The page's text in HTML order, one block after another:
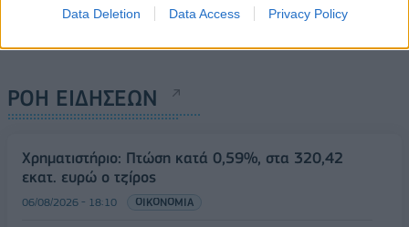
Data Deletion Data Access Privacy Policy
ΡΟΗ ΕΙΔΗΣΕΩΝ
Χρηματιστήριο: Πτώση κατά 0,59%, στα 320,42
εκατ. ευρώ ο τζίρος
06/08/2026 - 18:10 ΟΙΚΟΝΟΜΙΑ